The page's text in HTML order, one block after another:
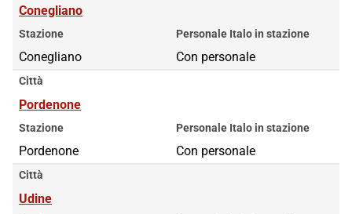
Conegliano
Stazione
Conegliano
Personale Italo in stazione
Con personale
Città
Pordenone
Stazione
Pordenone
Personale Italo in stazione
Con personale
Città
Udine